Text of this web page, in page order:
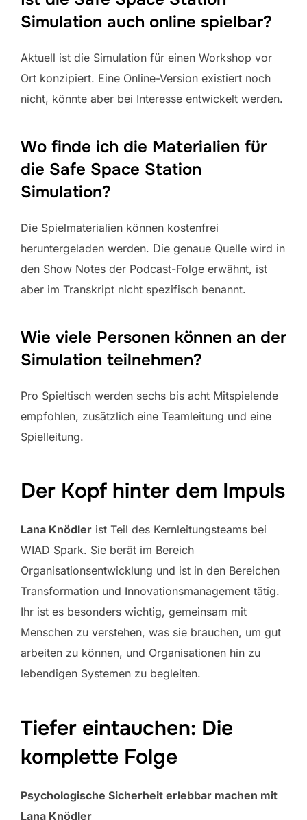
Simulation auch online spielbar?
Aktuell ist die Simulation für einen Workshop vor
Ort konzipiert. Eine Online-Version existiert noch
nicht, könnte aber bei Interesse entwickelt werden.
Wo finde ich die Materialien für
die Safe Space Station
Simulation?
Die Spielmaterialien können kostenfrei
heruntergeladen werden. Die genaue Quelle wird in
den Show Notes der Podcast-Folge erwähnt, ist
aber im Transkript nicht spezifisch benannt.
Wie viele Personen können an der
Simulation teilnehmen?
Pro Spieltisch werden sechs bis acht Mitspielende
empfohlen, zusätzlich eine Teamleitung und eine
Spielleitung.
Der Kopf hinter dem Impuls
Lana Knödler ist Teil des Kernleitungsteams bei
WIAD Spark. Sie berät im Bereich
Organisationsentwicklung und ist in den Bereichen
Transformation und Innovationsmanagement tätig.
Ihr ist es besonders wichtig, gemeinsam mit
Menschen zu verstehen, was sie brauchen, um gut
arbeiten zu können, und Organisationen hin zu
lebendigen Systemen zu begleiten.
Tiefer eintauchen: Die
komplette Folge
Psychologische Sicherheit erlebbar machen mit
Lana Knödler